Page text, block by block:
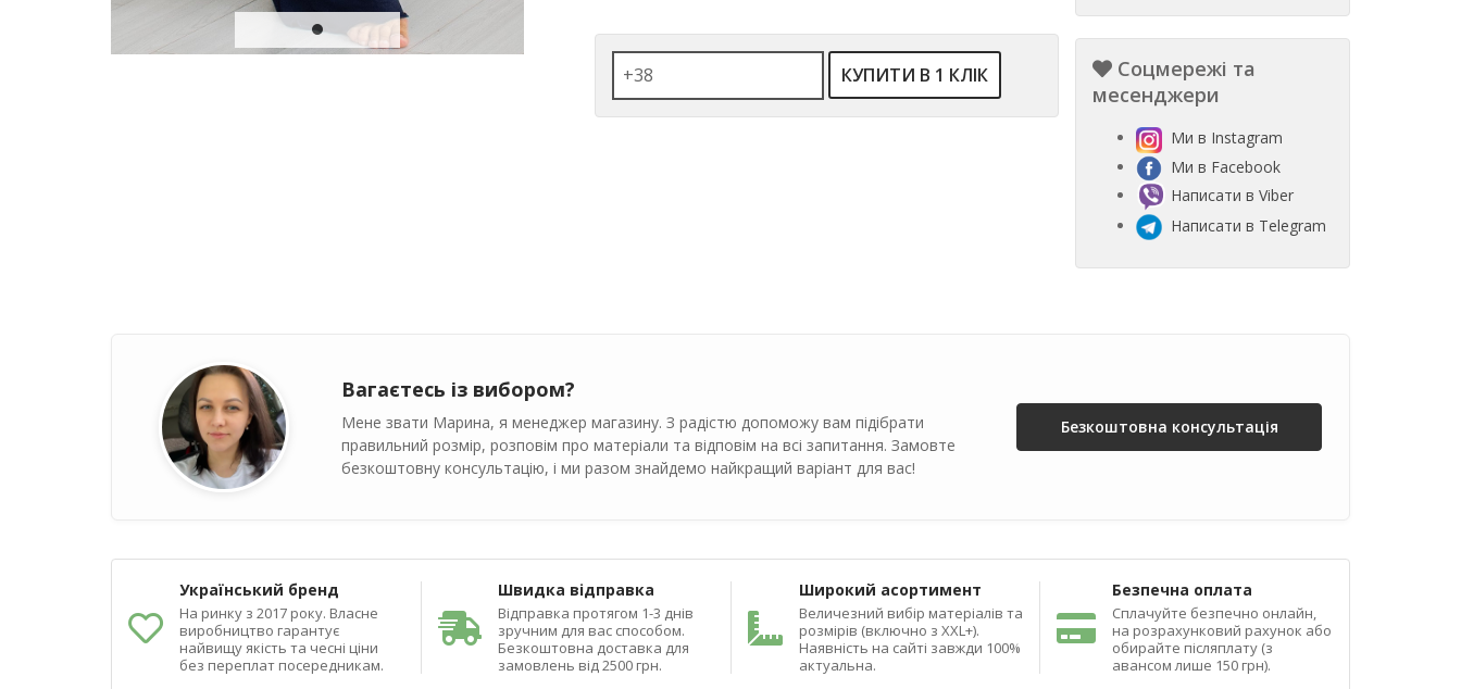
КУПИТИ В 1 КЛІК
Соцмережі та
месенджери
Ми в Instagram
Ми в Facebook
Написати в Viber
Написати в Telegram
Вагаєтесь із вибором?
Мене звати Марина, я менеджер магазину. З радістю допоможу вам підібрати
правильний розмір, розповім про матеріали та відповім на всі запитання. Замовте
безкоштовну консультацію, і ми разом знайдемо найкращий варіант для вас!
Безкоштовна консультація
Український бренд
На ринку з 2017 року. Власне
виробництво гарантує
найвищу якість та чесні ціни
без переплат посередникам.
Швидка відправка
Відправка протягом 1-3 днів
зручним для вас способом.
Безкоштовна доставка для
замовлень від 2500 грн.
Широкий асортимент
Величезний вибір матеріалів та
розмірів (включно з XXL+).
Наявність на сайті завжди 100%
актуальна.
Безпечна оплата
Сплачуйте безпечно онлайн,
на розрахунковий рахунок або
обирайте післяплату (з
авансом лише 150 грн).